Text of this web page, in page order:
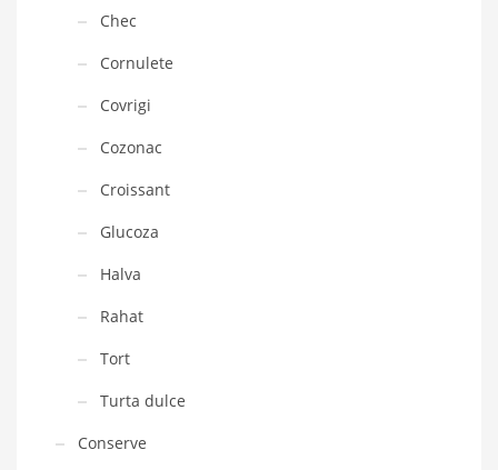
Chec
Cornulete
Covrigi
Cozonac
Croissant
Glucoza
Halva
Rahat
Tort
Turta dulce
Conserve